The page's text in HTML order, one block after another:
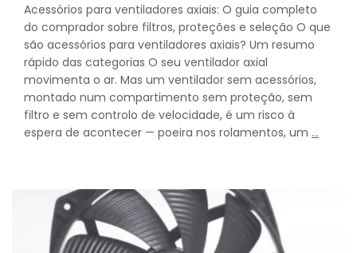
Acessórios para ventiladores axiais: O guia completo
do comprador sobre filtros, proteções e seleção O que
são acessórios para ventiladores axiais? Um resumo
rápido das categorias O seu ventilador axial
movimenta o ar. Mas um ventilador sem acessórios,
montado num compartimento sem proteção, sem
filtro e sem controlo de velocidade, é um risco à
espera de acontecer — poeira nos rolamentos, um …